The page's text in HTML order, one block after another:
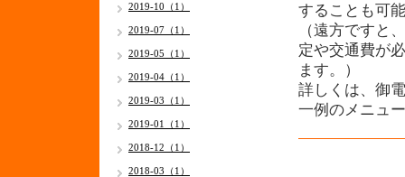
することも可
（遠方ですと
定や交通費が
ます。）
詳しくは、御
一例のメニュ
2019-10（1）
2019-07（1）
2019-05（1）
2019-04（1）
2019-03（1）
2019-01（1）
2018-12（1）
2018-03（1）